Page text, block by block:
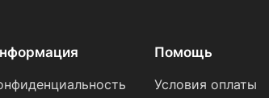
Помощь
Условия оплаты